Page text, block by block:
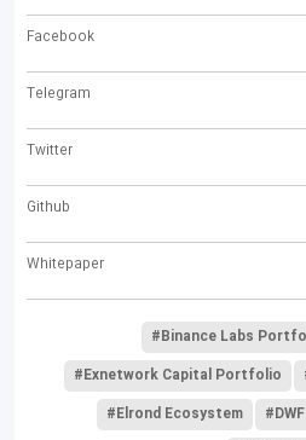
Facebook
Telegram
Twitter
Github
Whitepaper
#Binance Labs
#Exnetwork Capital Portfolio
#Elrond Ecosystem